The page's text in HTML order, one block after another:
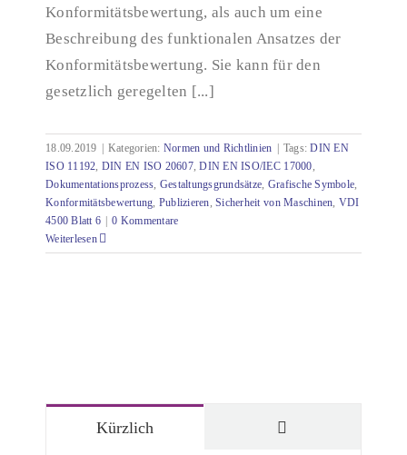
Konformitätsbewertung, als auch um eine
Beschreibung des funktionalen Ansatzes der
Konformitätsbewertung. Sie kann für den
gesetzlich geregelten [...]
18.09.2019 Kategorien: Normen und Richtlinien Tags:DIN EN
ISO 11192, DIN EN ISO 20607,DIN EN ISO/IEC 17000,
Dokumentationsprozess, Gestaltungsgrundsätze, Grafische Symbole,
Konformitätsbewertung, Publizieren,Sicherheit von Maschinen, VDI
4500 Blatt 6
0 Kommentare
Weiterlesen
Kürzlich